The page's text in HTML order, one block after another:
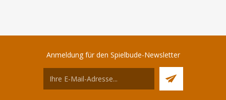
Anmeldung für den Spielbude-Newsletter